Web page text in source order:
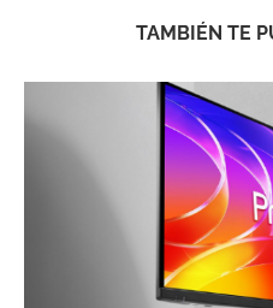
TAMBIÉN TE